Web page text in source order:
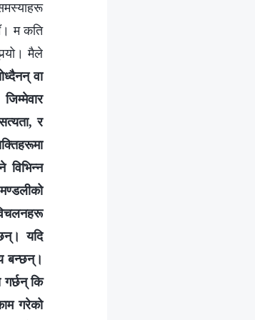
म कति
मैले
वा
र
यदि
बन्छन्।
कि
गरेको